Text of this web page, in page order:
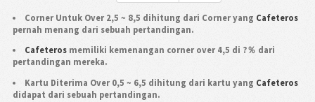
Corner Untuk Over 2,5 ~ 8,5 dihitung dari Corner yang Cafeteros
pernah menang dari sebuah pertandingan.
Cafeteros memiliki kemenangan corner over 4,5 di ?％ dari
pertandingan mereka.
Kartu Diterima Over 0,5 ~ 6,5 dihitung dari kartu yang Cafeteros
didapat dari sebuah pertandingan.